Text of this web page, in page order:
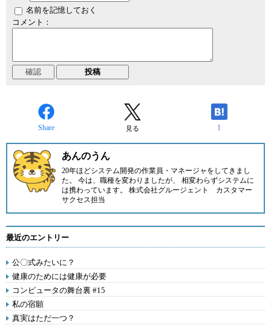
名前を記憶しておく
コメント：
Share 見る 1
あんのうん
20年ほどシステム開発の作業員・マネージャをしてきまし
た。 今は、職種を変わりましたが、 相変わらずシステムに
は携わっています。 株式会社グルージェント カスタマー
サクセス担当
最近のエントリー
公〇式みたいに？
健康のためには健康が必要
コンピュータの舞台裏 #15
私の宿願
真実はただ一つ？